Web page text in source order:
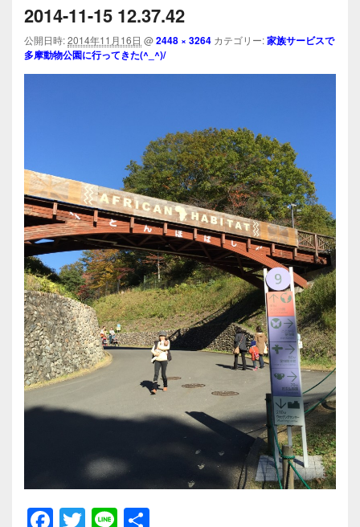
ビ
ー
ン
2014-11-15 12.37.42
公開日時:2014年11月16日 @2448 × 3264 カテゴリー:家族サービスで
多摩動物公園に行ってきた(^_^)/